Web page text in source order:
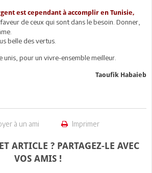
est cependant à accomplir en Tunisie,
de ceux qui sont dans le besoin. Donner,
belle des vertus.
unis, pour un vivre-ensemble meilleur.
Taoufik Habaieb
à un ami Imprimer
ARTICLE ? PARTAGEZ-LE AVEC
VOS AMIS !